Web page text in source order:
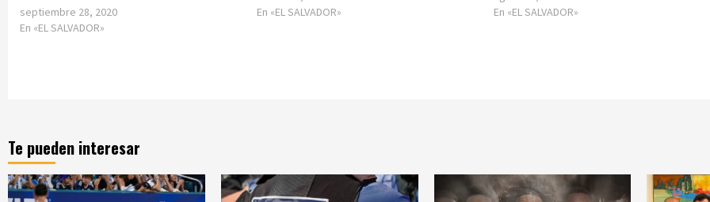
septiembre 28, 2020
En «EL SALVADOR»
En «EL SALVADOR»
En «EL SALVADOR»
Te pueden interesar